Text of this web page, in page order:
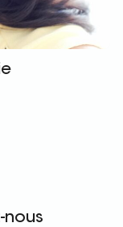
nous